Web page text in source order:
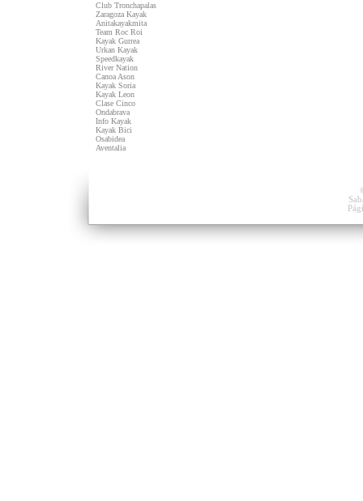
Club Tronchapalas
Zaragoza Kayak
Anitakayakmita
Team Roc Roi
Kayak Gurrea
Urkan Kayak
Speedkayak
River Nation
Canoa Ason
Kayak Soria
Kayak Leon
Clase Cinco
Ondabrava
Info Kayak
Kayak Bici
Osabidea
Aventalia